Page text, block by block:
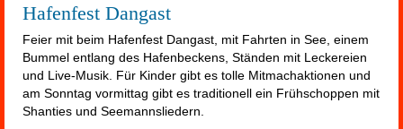
Hafenfest Dangast
Feier mit beim Hafenfest Dangast, mit Fahrten in See, einem
Bummel entlang des Hafenbeckens, Ständen mit Leckereien
und Live-Musik. Für Kinder gibt es tolle Mitmachaktionen und
am Sonntag vormittag gibt es traditionell ein Frühschoppen mit
Shanties und Seemannsliedern.